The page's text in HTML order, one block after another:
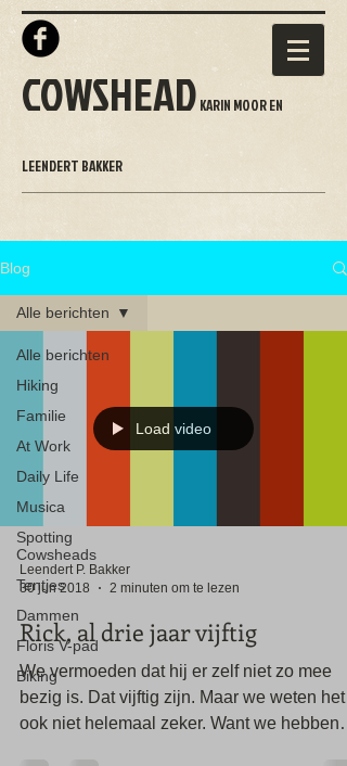
COWSHEAD KARIN MOOR EN
LEENDERT BAKKER
Blog
Alle berichten
Hiking
Familie
At Work
Daily Life
Musica
Spotting
Cowsheads
Tentjes
Dammen
Floris V-pad
Biking
Alle berichten
Load video
Leendert P. Bakker
30 jun 2018
2 minuten om te lezen
Rick, al drie jaar vijftig
We vermoeden dat hij er zelf niet zo mee
bezig is. Dat vijftig zijn. Maar we weten het
ook niet helemaal zeker. Want we hebben